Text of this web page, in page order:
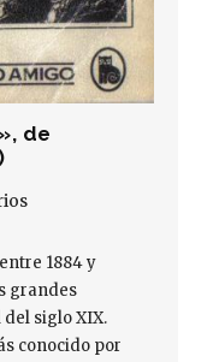
de
1884 y
grandes
siglo XIX.
conocido por